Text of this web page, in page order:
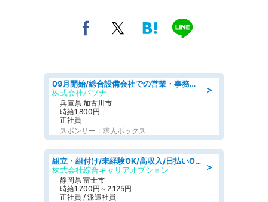
＞
09月開始/総合設備会社での営業・事務のお仕事/車通勤可/賞与あり/営業/営業事務
株式会社パソナ
兵庫県 加古川市
時給1,800円
正社員
スポンサー：求人ボックス
＞
組立・組付け/未経験OK/高収入/日払いOK/寮費無料/交替制
株式会社綜合キャリアオプション
静岡県 富士市
時給1,700円～2,125円
正社員 / 派遣社員